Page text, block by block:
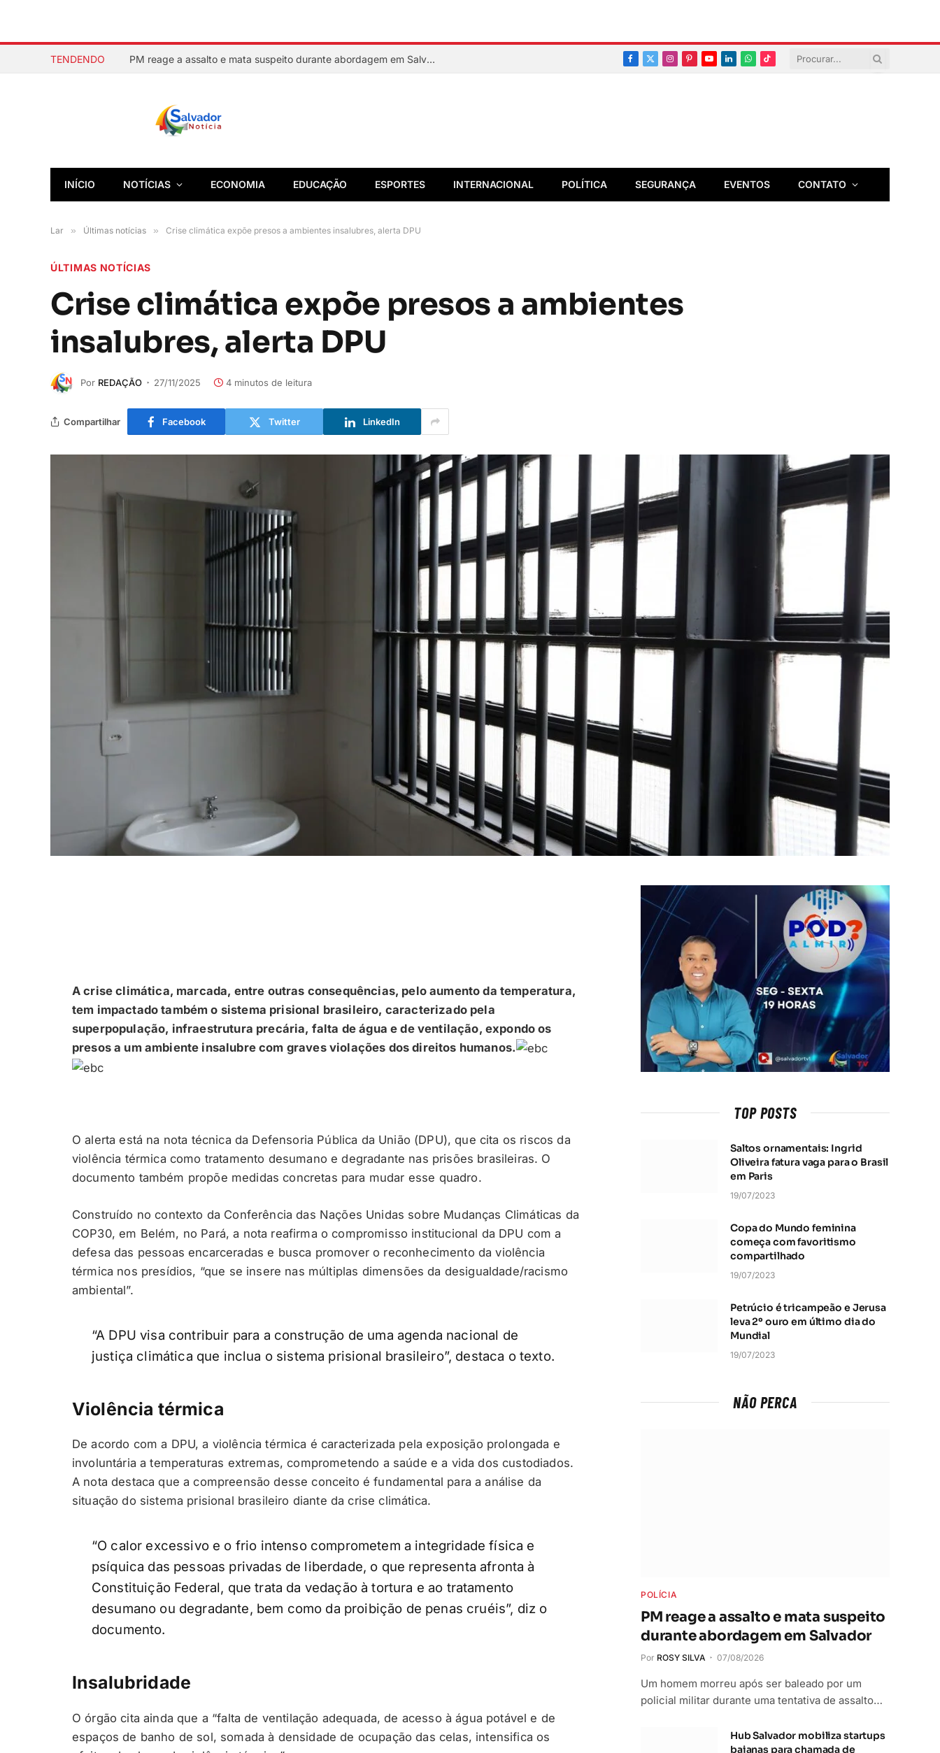
TENDENDO PM reage a assalto e mata suspeito durante abordagem em Salvador
Facebook
X
Instagram
PinterestYouTubeLinkedInWhatsapp
TikTok
INÍCIO NOTÍCIAS ECONOMIA EDUCAÇÃO ESPORTES INTERNACIONAL POLÍTICA SEGURANÇA EVENTOS CONTATO
Lar » Últimas notícias » Crise climática expõe presos a ambientes insalubres, alerta DPU
ÚLTIMAS NOTÍCIAS
Crise climática expõe presos a ambientes
insalubres, alerta DPU
Por REDAÇÃO 27/11/2025 4 minutos de leitura
Compartilhar Facebook Twitter LinkedIn
A crise climática, marcada, entre outras consequências, pelo aumento da temperatura,
tem impactado também o sistema prisional brasileiro, caracterizado pela
superpopulação, infraestrutura precária, falta de água e de ventilação, expondo os
presos a um ambiente insalubre com graves violações dos direitos humanos.
O alerta está na nota técnica da Defensoria Pública da União (DPU), que cita os riscos da
violência térmica como tratamento desumano e degradante nas prisões brasileiras. O
documento também propõe medidas concretas para mudar esse quadro.
Construído no contexto da Conferência das Nações Unidas sobre Mudanças Climáticas da
COP30, em Belém, no Pará, a nota reafirma o compromisso institucional da DPU com a
defesa das pessoas encarceradas e busca promover o reconhecimento da violência
térmica nos presídios, “que se insere nas múltiplas dimensões da desigualdade/racismo
ambiental”.
“A DPU visa contribuir para a construção de uma agenda nacional de
justiça climática que inclua o sistema prisional brasileiro”, destaca o texto.
Violência térmica
De acordo com a DPU, a violência térmica é caracterizada pela exposição prolongada e
involuntária a temperaturas extremas, comprometendo a saúde e a vida dos custodiados.
A nota destaca que a compreensão desse conceito é fundamental para a análise da
situação do sistema prisional brasileiro diante da crise climática.
“O calor excessivo e o frio intenso comprometem a integridade física e
psíquica das pessoas privadas de liberdade, o que representa afronta à
Constituição Federal, que trata da vedação à tortura e ao tratamento
desumano ou degradante, bem como da proibição de penas cruéis”, diz o
documento.
Insalubridade
O órgão cita ainda que a “falta de ventilação adequada, de acesso à água potável e de
espaços de banho de sol, somada à densidade de ocupação das celas, intensifica os
TOP POSTS
Saltos ornamentais: Ingrid
Oliveira fatura vaga para o Brasil
em Paris
19/07/2023
Copa do Mundo feminina
começa com favoritismo
compartilhado
19/07/2023
Petrúcio é tricampeão e Jerusa
leva 2º ouro em último dia do
Mundial
19/07/2023
NÃO PERCA
POLÍCIA
PM reage a assalto e mata suspeito
durante abordagem em Salvador
Por ROSY SILVA 07/08/2026
Um homem morreu após ser baleado por um
policial militar durante uma tentativa de assalto…
Hub Salvador mobiliza startups
baianas para chamada de